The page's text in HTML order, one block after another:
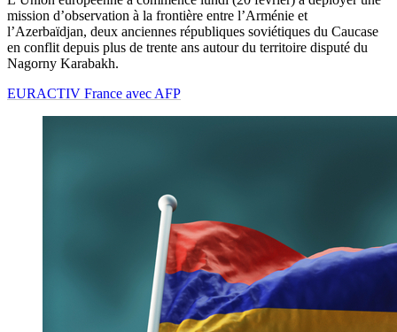
mission d’observation à la frontière entre l’Arménie et
l’Azerbaïdjan, deux anciennes républiques soviétiques du Caucase
en conflit depuis plus de trente ans autour du territoire disputé du
Nagorny Karabakh.
EURACTIV France avec AFP